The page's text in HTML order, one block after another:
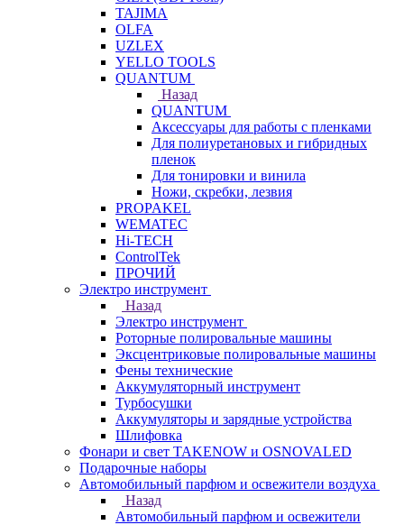
TAJIMA
OLFA
UZLEX
YELLO TOOLS
QUANTUM
Назад
QUANTUM
Аксессуары для работы с пленками
Для полиуретановых и гибридных
пленок
Для тонировки и винила
Ножи, скребки, лезвия
PROPAKEL
WEMATEC
Hi-TECH
ControlTek
ПРОЧИЙ
Электро инструмент
Назад
Электро инструмент
Роторные полировальные машины
Эксцентриковые полировальные машины
Фены технические
Аккумуляторный инструмент
Турбосушки
Аккумуляторы и зарядные устройства
Шлифовка
Фонари и свет TAKENOW и OSNOVALED
Подарочные наборы
Автомобильный парфюм и освежители воздуха
Назад
Автомобильный парфюм и освежители